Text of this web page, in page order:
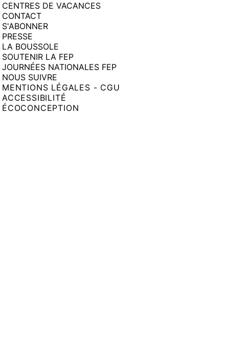
CENTRES DE VACANCES
CONTACT
S'ABONNER
PRESSE
LA BOUSSOLE
SOUTENIR LA FEP
JOURNÉES NATIONALES FEP
NOUS SUIVRE
MENTIONS LÉGALES - CGU
ACCESSIBILITÉ
ÉCOCONCEPTION